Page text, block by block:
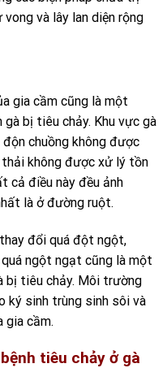
và lây lan diện rộng
gia cầm cũng là một
gà bị tiêu chảy. Khu vực gà
chuồng không được
không được xử lý tồn
cả điều này đều ảnh
là ở đường ruột.
đổi quá đột ngột,
ngột ngạt cũng là một
bị tiêu chảy. Môi trường
ký sinh trùng sinh sôi và
gia cầm.
tiêu chảy ở gà